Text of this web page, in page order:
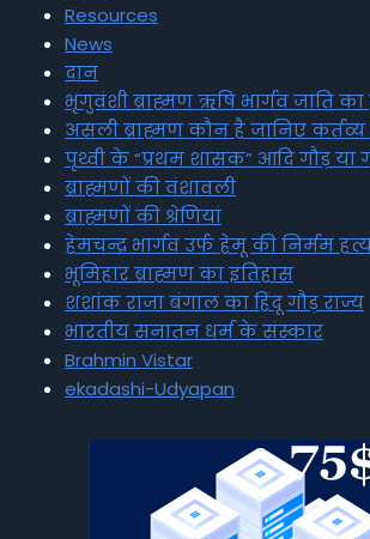
Resources
News
दान
भृगुवंशी ब्राह्मण ऋषि भार्गव जाति का
असली ब्राह्मण कौन है जानिए कर्तव्य
पृथ्वी के “प्रथम शासक” आदि गौड़ या
ब्राह्मणों की वंशावली
ब्राह्मणों की श्रेणियां
हेमचन्द्र भार्गव उर्फ हेमू की निर्मम
भूमिहार ब्राह्मण का इतिहास
शशांक राजा बंगाल का हिंदू गौड़ राज्य
भारतीय सनातन धर्म के संस्कार
Brahmin Vistar
ekadashi-Udyapan